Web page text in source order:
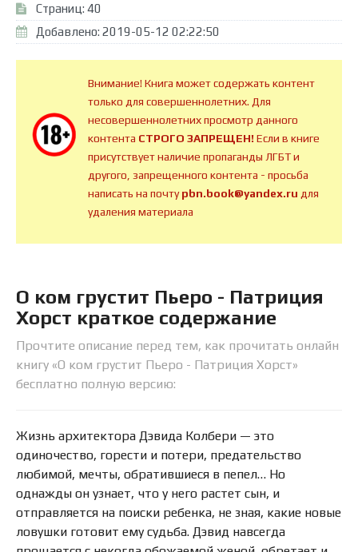
Страниц: 40
Добавлено: 2019-05-12 02:22:50
Внимание! Книга может содержать контент
только для совершеннолетних. Для
несовершеннолетних просмотр данного
контента СТРОГО ЗАПРЕЩЕН!Если в книге
присутствует наличие пропаганды ЛГБТ и
другого, запрещенного контента - просьба
написать на почтуpbn.book@yandex.ru для
удаления материала
О ком грустит Пьеро - Патриция
Хорст краткое содержание
Прочтите описание перед тем, как прочитать онлайн
книгу «О ком грустит Пьеро - Патриция Хорст»
бесплатно полную версию:
Жизнь архитектора Дэвида Колбери — это
одиночество, горести и потери, предательство
любимой, мечты, обратившиеся в пепел… Но
однажды он узнает, что у него растет сын, и
отправляется на поиски ребенка, не зная, какие новые
ловушки готовит ему судьба. Дэвид навсегда